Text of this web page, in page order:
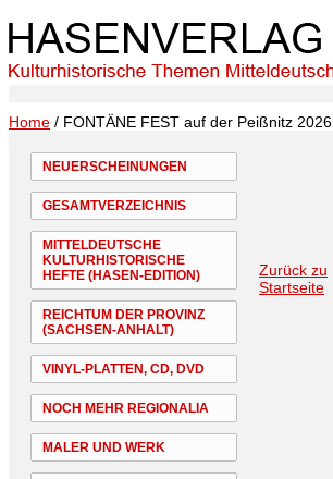
Home / FONTÄNE FEST auf der Peißnitz 2026
NEUERSCHEINUNGEN
GESAMTVERZEICHNIS
MITTELDEUTSCHE
KULTURHISTORISCHE
HEFTE (HASEN-EDITION)
REICHTUM DER PROVINZ
(SACHSEN-ANHALT)
VINYL-PLATTEN, CD, DVD
NOCH MEHR REGIONALIA
MALER UND WERK
Zurück zu
Startseite